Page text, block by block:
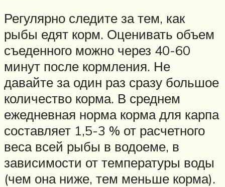
Регулярно следите за тем, как
рыбы едят корм. Оценивать объем
съеденного можно через 40-60
минут после кормления. Не
давайте за один раз сразу большое
количество корма. В среднем
ежедневная норма корма для карпа
составляет 1,5-3 % от расчетного
веса всей рыбы в водоеме, в
зависимости от температуры воды
(чем она ниже, тем меньше корма).